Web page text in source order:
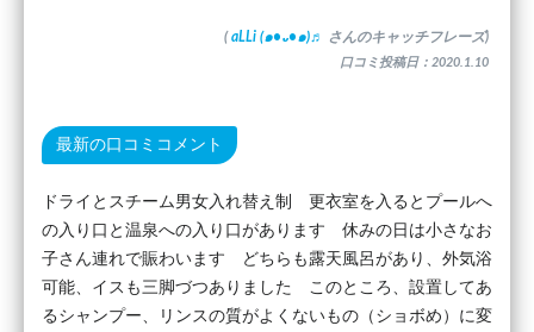
( aLLi (๑•᎑•๑)♬ さんのキャッチフレーズ)
口コミ投稿日：2020.1.10
最新の口コミコメント
ドライとスチーム男女入れ替え制 更衣室を入るとプールへ
の入り口と温泉への入り口があります 休みの日は小さなお
子さん連れで賑わいます どちらも露天風呂があり、外気浴
可能、イスも三脚づつありました このところ、設置してあ
るシャンプー、リンスの質がよくないもの（ショボめ）に変